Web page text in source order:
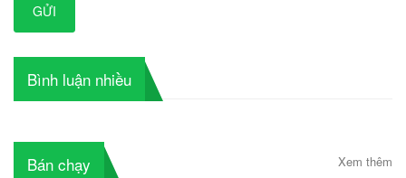
GỬI
Bình luận nhiều
Bán chạy Xem thêm